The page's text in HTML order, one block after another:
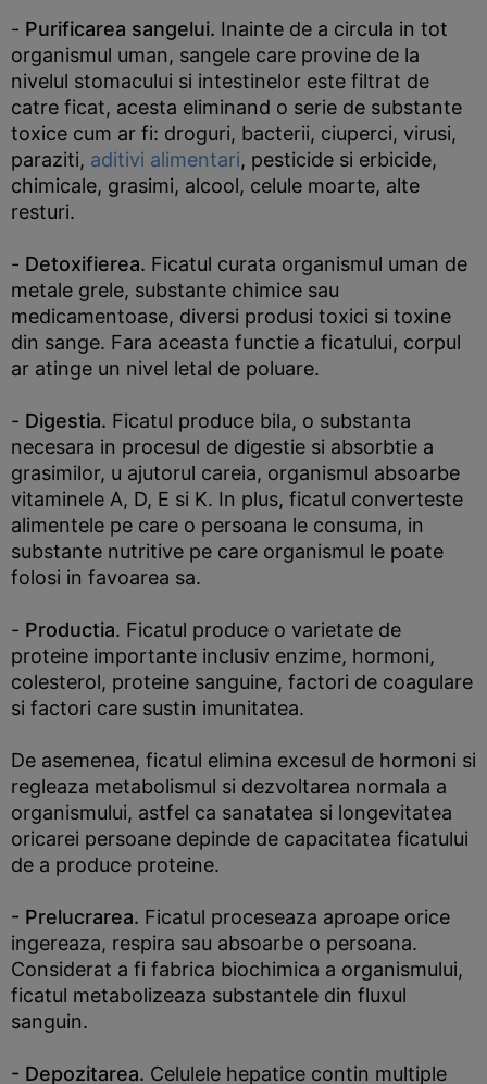
- Purificarea sangelui. Inainte de a circula in tot
organismul uman, sangele care provine de la
nivelul stomacului si intestinelor este filtrat de
catre ficat, acesta eliminand o serie de substante
toxice cum ar fi: droguri, bacterii, ciuperci, virusi,
paraziti, aditivi alimentari, pesticide si erbicide,
chimicale, grasimi, alcool, celule moarte, alte
resturi.
- Detoxifierea. Ficatul curata organismul uman de
metale grele, substante chimice sau
medicamentoase, diversi produsi toxici si toxine
din sange. Fara aceasta functie a ficatului, corpul
ar atinge un nivel letal de poluare.
- Digestia. Ficatul produce bila, o substanta
necesara in procesul de digestie si absorbtie a
grasimilor, u ajutorul careia, organismul absoarbe
vitaminele A, D, E si K. In plus, ficatul converteste
alimentele pe care o persoana le consuma, in
substante nutritive pe care organismul le poate
folosi in favoarea sa.
- Productia. Ficatul produce o varietate de
proteine importante inclusiv enzime, hormoni,
colesterol, proteine sanguine, factori de coagulare
si factori care sustin imunitatea.
De asemenea, ficatul elimina excesul de hormoni si
regleaza metabolismul si dezvoltarea normala a
organismului, astfel ca sanatatea si longevitatea
oricarei persoane depinde de capacitatea ficatului
de a produce proteine.
- Prelucrarea. Ficatul proceseaza aproape orice
ingereaza, respira sau absoarbe o persoana.
Considerat a fi fabrica biochimica a organismului,
ficatul metabolizeaza substantele din fluxul
sanguin.
- Depozitarea. Celulele hepatice contin multiple